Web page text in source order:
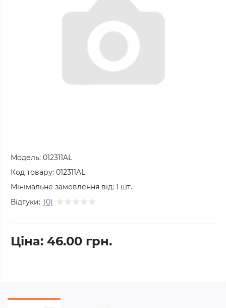
Модель: 012311AL
Код товару: 012311AL
Мінімальне замовлення від: 1 шт.
Відгуки: (0)
Ціна: 46.00 грн.